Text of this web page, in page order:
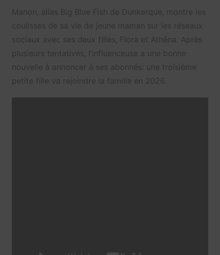
Manon, alias Big Blue Fish de Dunkerque, montre les
coulisses de sa vie de jeune maman sur les réseaux
sociaux avec ses deux filles, Flora et Athéna. Après
plusieurs tentatives, l’influenceuse a une bonne
nouvelle à annoncer à ses abonnés: une troisième
petite fille va rejoindre la famille en 2026.